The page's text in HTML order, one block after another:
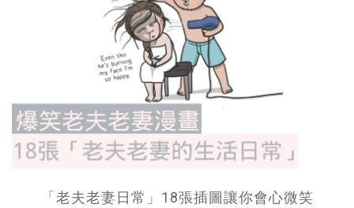
「老夫老妻日常」18張插圖讓你會心微笑